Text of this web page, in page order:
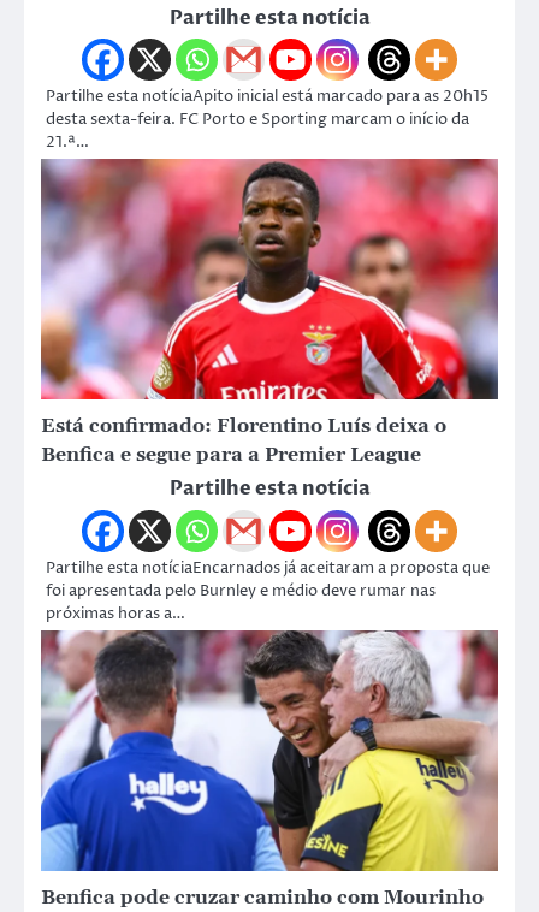
Partilhe esta notícia
Partilhe esta notíciaApito inicial está marcado para as 20h15
desta sexta-feira. FC Porto e Sporting marcam o início da
21.ª…
Está confirmado: Florentino Luís deixa o
Benfica e segue para a Premier League
Partilhe esta notícia
Partilhe esta notíciaEncarnados já aceitaram a proposta que
foi apresentada pelo Burnley e médio deve rumar nas
próximas horas a…
Benfica pode cruzar caminho com Mourinho